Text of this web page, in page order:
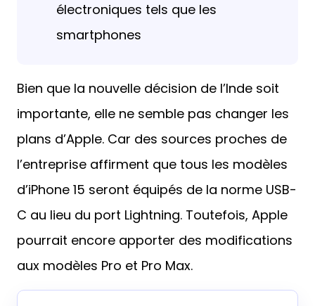
électroniques tels que les
smartphones
Bien que la nouvelle décision de l’Inde soit
importante, elle ne semble pas changer les
plans d’Apple. Car des sources proches de
l’entreprise affirment que tous les modèles
d’iPhone 15 seront équipés de la norme USB-
C au lieu du port Lightning. Toutefois, Apple
pourrait encore apporter des modifications
aux modèles Pro et Pro Max.